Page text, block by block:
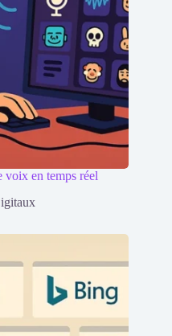
voix en temps réel